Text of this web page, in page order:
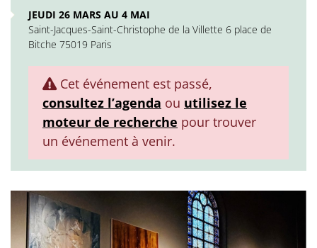
JEUDI 26 MARS AU 4 MAI
Saint-Jacques-Saint-Christophe de la Villette 6 place de
Bitche 75019 Paris
Cet événement est passé,
consultez l’agenda ou utilisez le
moteur de recherche pour trouver
un événement à venir.